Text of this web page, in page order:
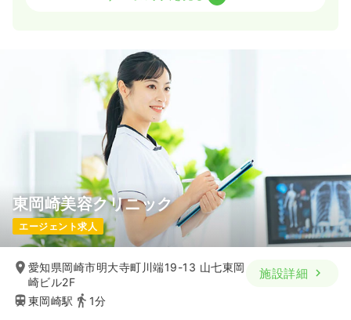
22.8〜29.3万円/月
9:00～18:00
月給29万円以上可
気になる
日勤のみ（パート）
給与 時給1,500〜1,700円
時間 9:00～18:00
時給1,700円以上可
気になる
東岡崎美容クリニック
エージェント求人
愛知県岡崎市明大寺町川端19-13 山七東岡
崎ビル2F
東岡崎駅
1分
施設詳細